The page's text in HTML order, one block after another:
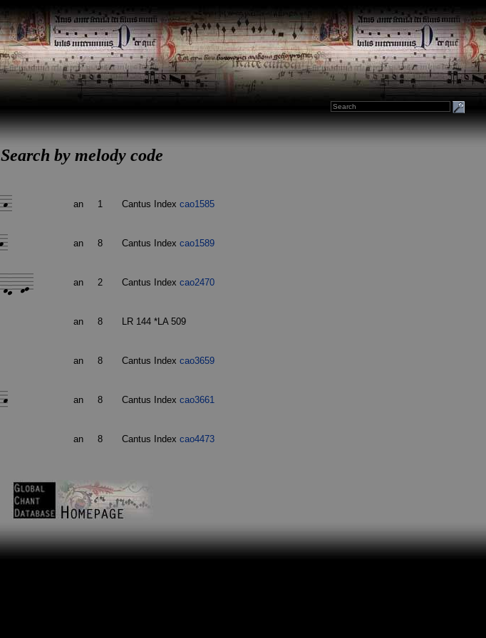
Search by melody code
an 1 Cantus Index cao1585
an 8 Cantus Index cao1589
an 2 Cantus Index cao2470
an 8 LR 144 *LA 509
an 8 Cantus Index cao3659
an 8 Cantus Index cao3661
an 8 Cantus Index cao4473